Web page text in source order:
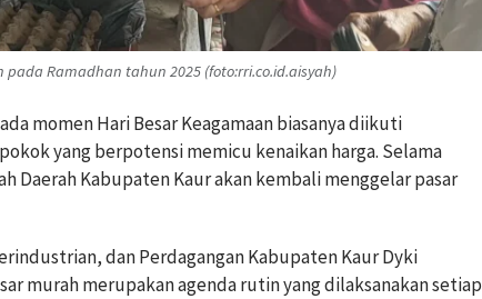
Ramadhan tahun 2025 (foto:rri.co.id.aisyah)
momen Hari Besar Keagamaan biasanya diikuti
yang berpotensi memicu kenaikan harga. Selama
Daerah Kabupaten Kaur akan kembali menggelar pasar
dan Perdagangan Kabupaten Kaur Dyki
murah merupakan agenda rutin yang dilaksanakan setiap